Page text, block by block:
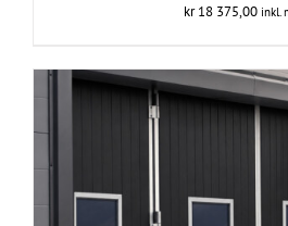
kr18 375,00 inkl.